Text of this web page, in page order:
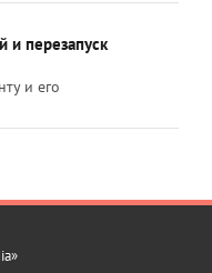
и перезапуск
и его